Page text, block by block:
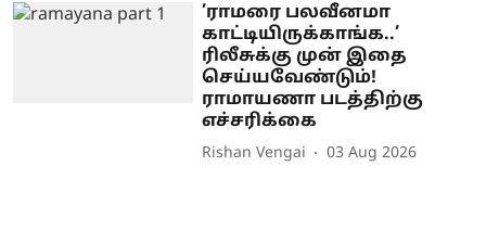
’ராமரை பலவீனமா
காட்டியிருக்காங்க..’
ரிலீசுக்கு முன் இதை
செய்யவேண்டும்!
ராமாயணா படத்திற்கு
எச்சரிக்கை
Rishan Vengai 03 Aug 2026